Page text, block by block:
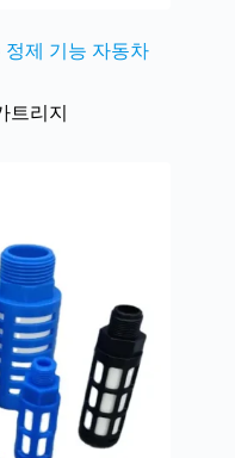
정제 기능 자동차
트리지